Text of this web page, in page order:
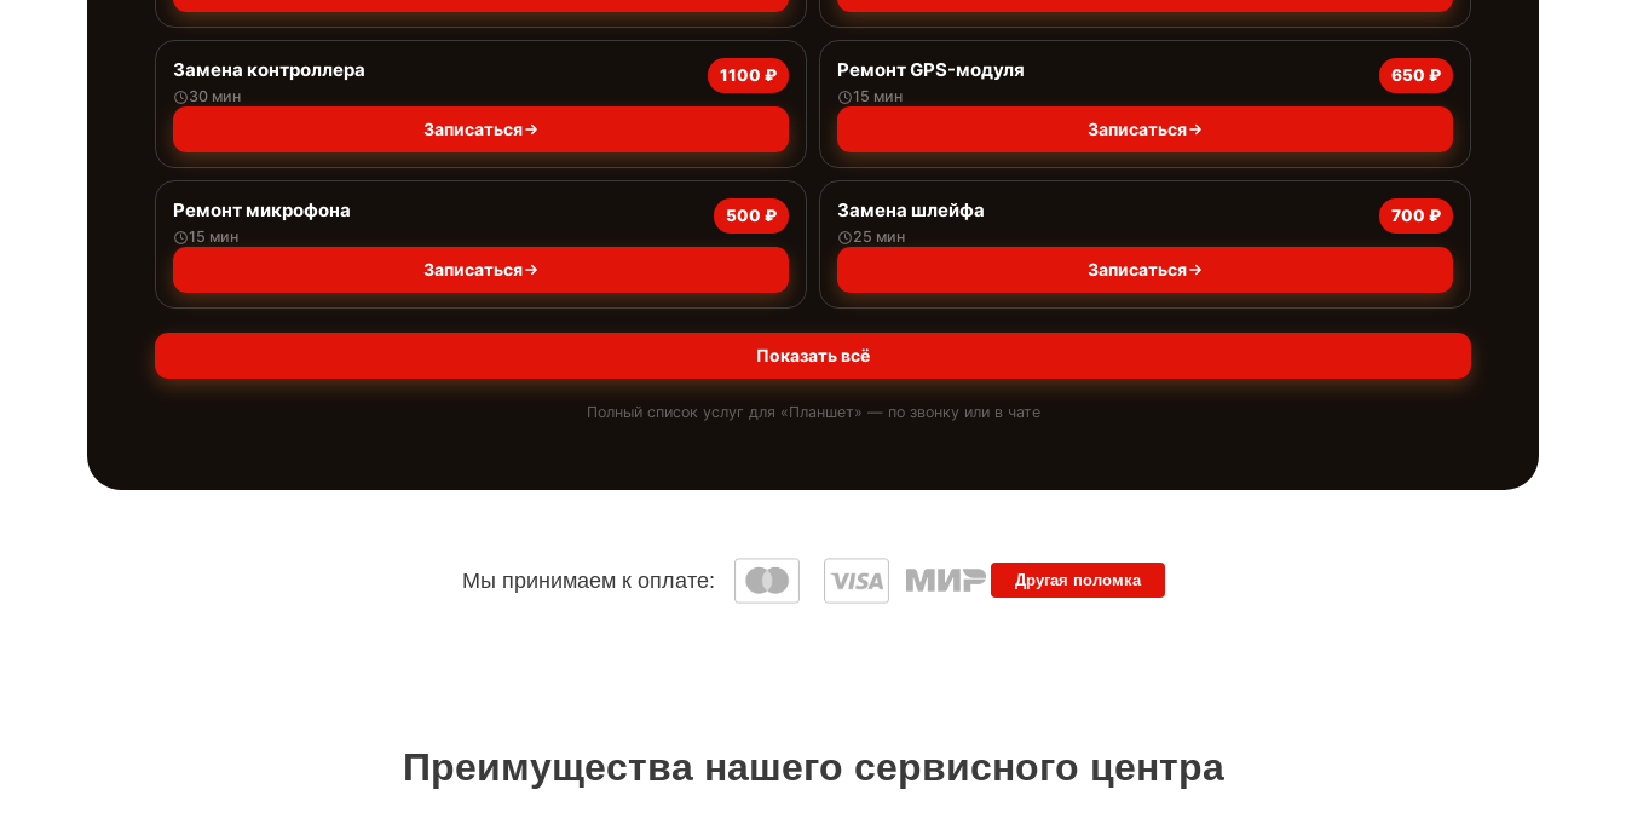
Замена контроллера
30 мин
1100 ₽
Записаться
Ремонт GPS-модуля
15 мин
650 ₽
Записаться
Ремонт микрофона
15 мин
500 ₽
Записаться
Замена шлейфа
25 мин
700 ₽
Записаться
Показать всё
Полный список услуг для «Планшет» — по звонку или в чате
Мы принимаем к оплате: Другая поломка
Преимущества нашего сервисного центра